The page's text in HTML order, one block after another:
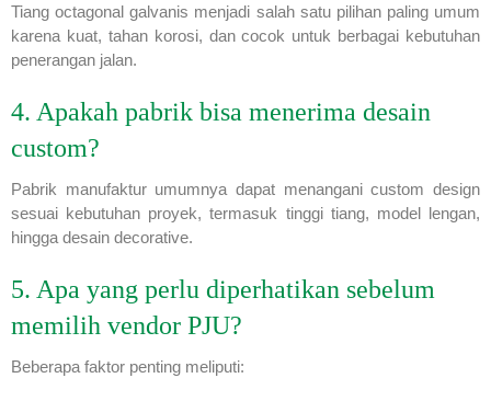
Tiang octagonal galvanis menjadi salah satu pilihan paling umum
karena kuat, tahan korosi, dan cocok untuk berbagai kebutuhan
penerangan jalan.
4. Apakah pabrik bisa menerima desain
custom?
Pabrik manufaktur umumnya dapat menangani custom design
sesuai kebutuhan proyek, termasuk tinggi tiang, model lengan,
hingga desain decorative.
5. Apa yang perlu diperhatikan sebelum
memilih vendor PJU?
Beberapa faktor penting meliputi: